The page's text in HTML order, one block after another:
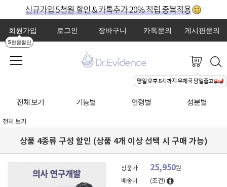
회원가입
5천원할인
로그인 장바구니 카톡문의 게시판문의
전체 보기 기능별 연령별 성분별
전체 보기
상품 4종류 구성 할인 (상품 4개 이상 선택 시 구매 가능)
상품가 25,950원
배송비
(조건)